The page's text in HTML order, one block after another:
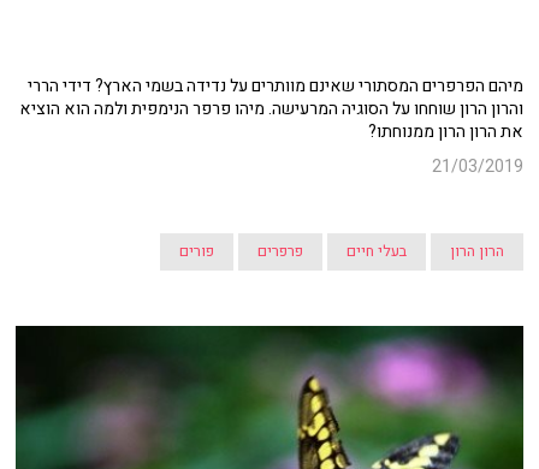
מיהם הפרפרים המסתורי שאינם מוותרים על נדידה בשמי הארץ? דידי הררי
והרון הרון שוחחו על הסוגיה המרעישה. מיהו פרפר הנימפית ולמה הוא הוציא
את הרון הרון ממנוחתו?
21/03/2019
הרון הרון בעלי חיים פרפרים פורים